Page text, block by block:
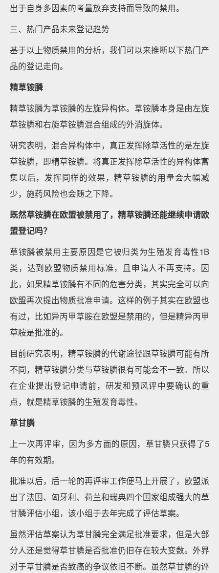
出于自身多因素的考量放弃支持而导致的禁用。
三、热门产品未来登记趋势
基于以上物质禁用的分析，我们可以来推断以下热门产
品的登记走向。
精草铵膦
精草铵膦为草铵膦的左旋异构体。草铵膦本身是由左旋
草铵膦和右旋草铵膦混合组成的外消旋体。
研究表明，混合异构体中，真正发挥除草活性的是左旋
草铵膦，即精草铵膦。将真正发挥除草活性的异构体富
集以后，发挥同样的效果，精草铵膦的用量会大幅减
少，施药风险也会随之下降。
既然草铵膦在欧盟被禁用了，精草铵膦还能继续申请欧
盟登记吗？
草铵膦被禁用主要原因是它被归类为生殖发育毒性1B
类，达到欧盟物质禁用标准，且申请人不再支持。因
此，如果精草铵膦有不同的危害分类，其实完全可以向
欧盟再次提出物质批准申请。这样的例子其实在欧盟也
有过，比如异丙甲草胺在欧盟是禁用的，但是精异丙甲
草胺是批准的。
目前研究表明，精草铵膦的代谢途径跟草铵膦可能有所
不同，精草铵膦分类与草铵膦很有可能会不一致。所以
在企业提出登记申请前，研发和预风评中要确认的重
点，就是精草铵膦的生殖发育毒性。
草甘膦
上一次再评审，因为多方面的原因，草甘膦只获得了5
年的有效期。
批准以后，后一轮的再评审工作便马上开展了，欧盟派
出了法国、匈牙利、荷兰和瑞典四个国家组成强大的草
甘膦评估小组，该小组于去年完成了评估草案。
虽然评估草案认为草甘膦完全满足批准要求，但是大部
分人还是觉得草甘膦是否批准仍旧存在较大变数。外界
对于草甘膦是否致癌的争议依旧不断。虽然草甘膦的评